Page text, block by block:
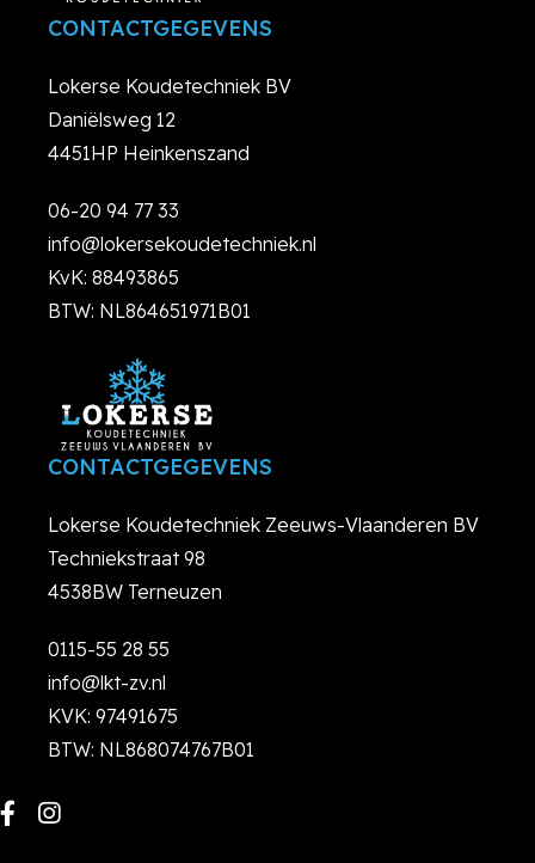
CONTACTGEGEVENS
Lokerse Koudetechniek BV
Daniëlsweg 12
4451HP Heinkenszand
06-20 94 77 33
info@lokersekoudetechniek.nl
KvK: 88493865
BTW: NL864651971B01
CONTACTGEGEVENS
Lokerse Koudetechniek Zeeuws-Vlaanderen BV
Techniekstraat 98
4538BW Terneuzen
0115-55 28 55
info@lkt-zv.nl
KVK: 97491675
BTW: NL868074767B01